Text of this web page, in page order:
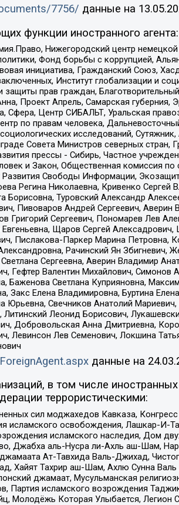
7756/ данные на
функции иностранного агента:
Нижегородский центр
Фонд борьбы с коррупцией,
инициатива, Гражданский Союз,
Институт глобализации и
защиты прав граждан,
Проект Апрель, Самарская
Сфера, Центр СИБАЛЬТ, Уральская
по правам человека,
исследований,
Совета Министров северных
прессы - Сибирь, Частное
и Закон, Общественная комиссия
Развития Свободы Информации,
Регина Николаевна, Кривенко
Туровский Александр
Пивоваров Андрей Сергеевич,
Сергеевич, Пономарев Лев
Щаров Сергей
Пислакова-Паркер Марина Петровна,
Рачинский Ян
Сергеевна, Аверин Владимир
Гефтер Валентин Михайлович, Симонов
Баженова Светлана Куприяновна,
Закс Елена Владимировна, Буртина
Юрьевна, Свечников Анатолий
Литинский Леонид Борисович,
Добровольская Анна Дмитриевна,
Левинсон Лев Семенович, Локшина
данные на
в том числе
террористическими:
сил моджахедов Кавказа,
исламского освобождения, Лашкар-И-
исламского наследия, Дом
Джабха аль-Нусра ли-Ахль аш-Шам,
Ат-Тавхида Валь-Джихад,
Хайят Тахрир аш-Шам, Ахлю Сунна
джамаат, Мусульманская
Партия исламского возрождения
Молодёжь Которая Улыбается, Легион